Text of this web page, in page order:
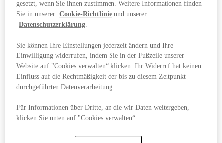
Angebote
gesetzt, wenn Sie ihnen zustimmen. Weitere Informationen finden
Sie in unserer
Cookie-Richtlinie und unserer
Datenschutzerklärung.
Sie können Ihre Einstellungen jederzeit ändern und Ihre
Einwilligung widerrufen, indem Sie in der Fußzeile unserer
Website auf "Cookies verwalten“ klicken. Ihr Widerruf hat keinen
Einfluss auf die Rechtmäßigkeit der bis zu diesem Zeitpunkt
durchgeführten Datenverarbeitung.
Für Informationen über Dritte, an die wir Daten weitergeben,
klicken Sie unten auf "Cookies verwalten“.